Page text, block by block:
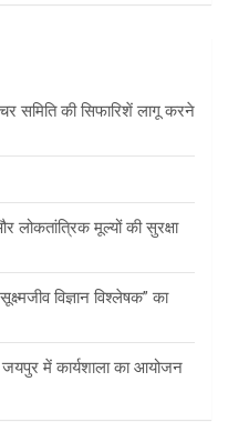
समिति की सिफारिशें लागू करने
मूल्यों की सुरक्षा
विज्ञान विश्लेषक” का
में कार्यशाला का आयोजन